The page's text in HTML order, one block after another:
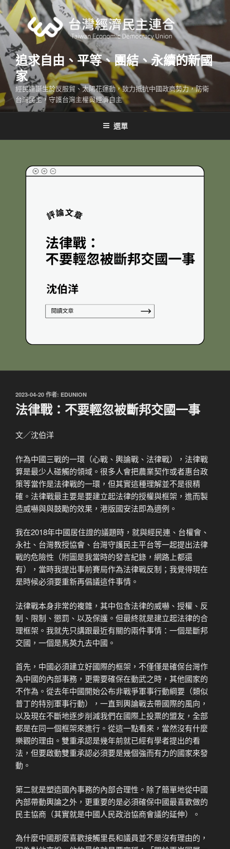
跳
至
主
內
容
追求自由、平等、團結、永續的新國
家
經民連誕生於反服貿、太陽花運動，致力抵抗中國政商勢力，防衛
台灣民主，守護台灣主權與經濟自主
選單
發
佈
於
2023-04-20 作者: EDUNION
法律戰：不要輕忽被斷邦交國一事
文／沈伯洋
作為中國三戰的一環（心戰、輿論戰、法律戰），法律戰
算是最少人碰觸的領域。很多人會把農業契作或者惠台政
策等當作是法律戰的一環，但其實這種理解並不是很精
確。法律戰最主要是要建立起法律的授權與框架，進而製
造威嚇與與鼓勵的效果，港版國安法即為適例。
我在2018年中國居住證的議題時，就與經民連、台權會、
永社、台灣教授協會、台灣守護民主平台等一起提出法律
戰的危險性（附圖是我當時的發言紀錄，網路上都還
有），當時我提出事前賽局作為法律戰反制；我覺得現在
是時候必須要重新再倡議這件事情。
法律戰本身非常的複雜，其中包含法律的威嚇、授權、反
制、限制、懲罰、以及保護。但最終就是建立起法律的合
理框架。我就先只講跟最近有關的兩件事情：一個是斷邦
交國，一個是馬英九去中國。
首先，中國必須建立好國際的框架，不僅僅是確保台灣作
為中國的內部事務，更需要確保在動武之時，其他國家的
不作為。從去年中國開始公布非戰爭軍事行動綱要（類似
普丁的特別軍事行動），一直到輿論戰去帶國際的風向，
以及現在不斷地逐步削減我們在國際上投票的盟友，全部
都是在同一個框架來進行。從這一點看來，當然沒有什麼
樂觀的理由。雙重承認是幾年前就已經有學者提出的看
法，但要啟動雙重承認必須要是幾個強而有力的國家來發
動。
第二就是塑造國內事務的內部合理性。除了簡單地從中國
內部帶動輿論之外，更重要的是必須確保中國最喜歡做的
民主協商（其實就是中國人民政治協商會議的延伸）。
為什麼中國那麼喜歡接觸里長和議員並不是沒有理由的，